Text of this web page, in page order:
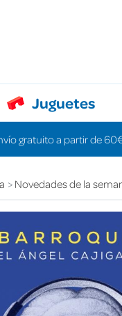
Juguetes
gratuito a partir de
Novedades de la